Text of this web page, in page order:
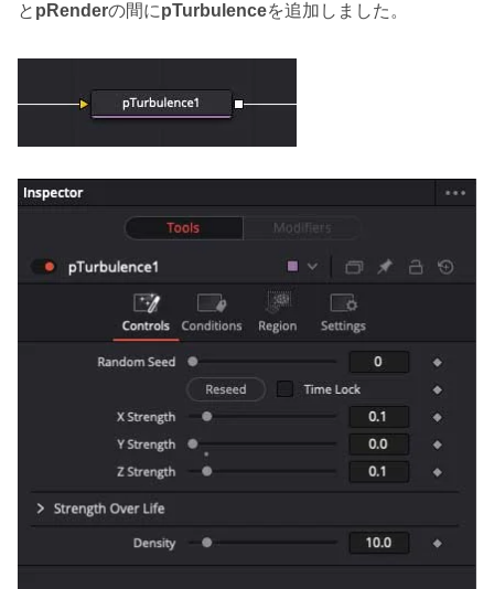
と pRenderの間にpTurbulenceを追加しました。